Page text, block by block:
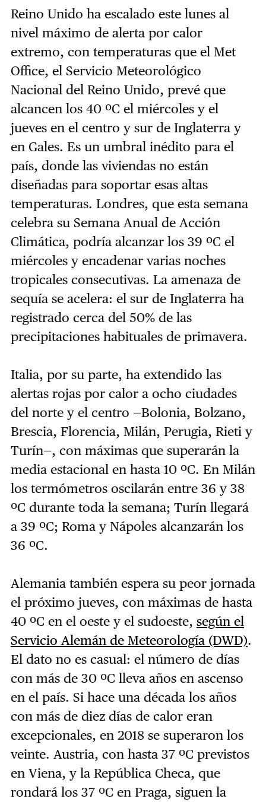
Reino Unido ha escalado este lunes al
nivel máximo de alerta por calor
extremo, con temperaturas que el Met
Office, el Servicio Meteorológico
Nacional del Reino Unido, prevé que
alcancen los 40 ºC el miércoles y el
jueves en el centro y sur de Inglaterra y
en Gales. Es un umbral inédito para el
país, donde las viviendas no están
diseñadas para soportar esas altas
temperaturas. Londres, que esta semana
celebra su Semana Anual de Acción
Climática, podría alcanzar los 39 ºC el
miércoles y encadenar varias noches
tropicales consecutivas. La amenaza de
sequía se acelera: el sur de Inglaterra ha
registrado cerca del 50% de las
precipitaciones habituales de primavera.
Italia, por su parte, ha extendido las
alertas rojas por calor a ocho ciudades
del norte y el centro —Bolonia, Bolzano,
Brescia, Florencia, Milán, Perugia, Rieti y
Turín—, con máximas que superarán la
media estacional en hasta 10 ºC. En Milán
los termómetros oscilarán entre 36 y 38
ºC durante toda la semana; Turín llegará
a 39 ºC; Roma y Nápoles alcanzarán los
36 ºC.
Alemania también espera su peor jornada
el próximo jueves, con máximas de hasta
40 ºC en el oeste y el sudoeste, según el
Servicio Alemán de Meteorología (DWD).
El dato no es casual: el número de días
con más de 30 ºC lleva años en ascenso
en el país. Si hace una década los años
con más de diez días de calor eran
excepcionales, en 2018 se superaron los
veinte. Austria, con hasta 37 ºC previstos
en Viena, y la República Checa, que
rondará los 37 ºC en Praga, siguen la